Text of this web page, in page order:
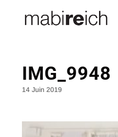
IMG_9948
14 Juin 2019